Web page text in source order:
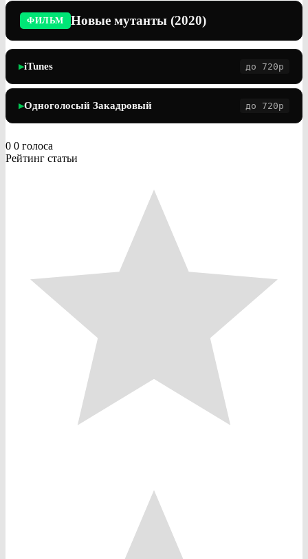
ФИЛЬМ Новые мутанты (2020)
▶iTunes до 720p
▶Одноголосый Закадровый до 720p
0 0 голоса
Рейтинг статьи